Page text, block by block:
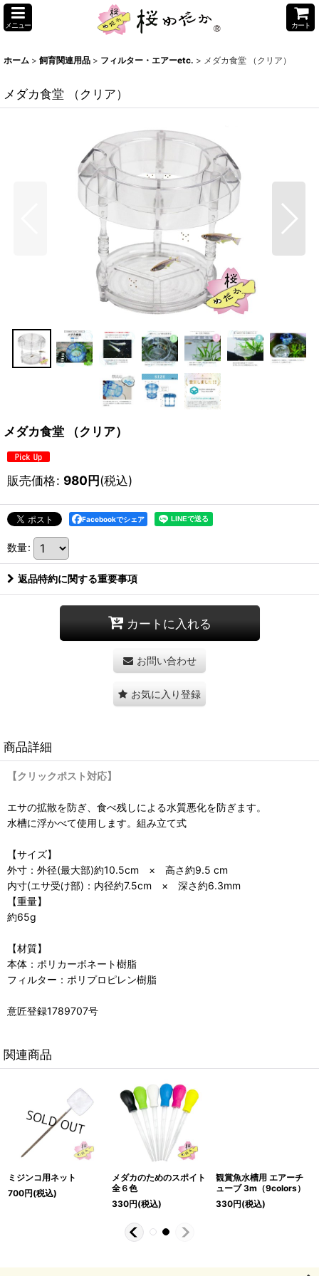
メニュー カート
ホーム > 飼育関連用品 > フィルター・エアーetc. > メダカ食堂 （クリア）
メダカ食堂 （クリア）
メダカ食堂 （クリア）
販売価格: 980円(税込)
Facebookでシェア
数量:
返品特約に関する重要事項
カートに入れる
お問い合わせ
お気に入り登録
商品詳細
【クリックポスト対応】
エサの拡散を防ぎ、食べ残しによる水質悪化を防ぎます。
水槽に浮かべて使用します。組み立て式
【サイズ】
外寸：外径(最大部)約10.5cm × 高さ約9.5 cm
内寸(エサ受け部)：内径約7.5cm × 深さ約6.3mm
【重量】
約65g
【材質】
本体：ポリカーボネート樹脂
フィルター：ポリプロピレン樹脂
意匠登録1789707号
関連商品
ミジンコ用ネット
700円(税込)
メダカのためのスポイト
全６色
330円(税込)
観賞魚水槽用 エアーチ
ューブ 3m（9colors）
330円(税込)